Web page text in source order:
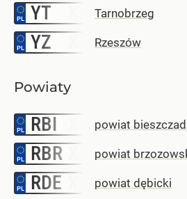
YT Tarnobrzeg
YZ Rzeszów
Powiaty
RBI powiat
RBR powiat
RDE powiat dębicki